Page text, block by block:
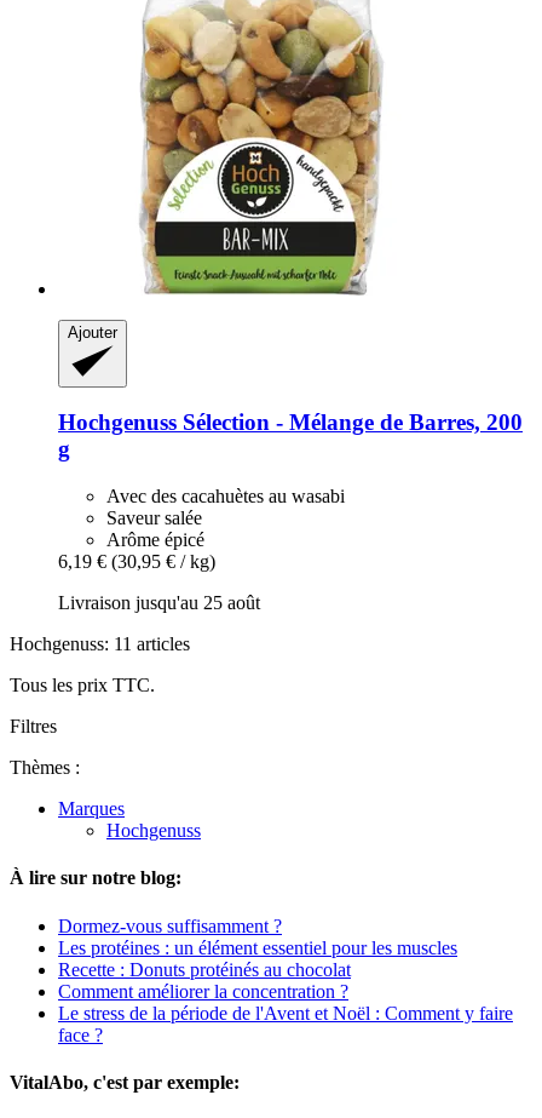
Ajouter
Hochgenuss Sélection -​ Mélange de Barres, 200
g
Avec des cacahuètes au wasabi
Saveur salée
Arôme épicé
6,19 € (30,95 € / kg)
Livraison jusqu'au 25 août
Hochgenuss: 11 articles
Tous les prix TTC.
Filtres
Thèmes :
Marques
Hochgenuss
À lire sur notre blog:
Dormez-vous suffisamment ?
Les protéines : un élément essentiel pour les muscles
Recette : Donuts protéinés au chocolat
Comment améliorer la concentration ?
Le stress de la période de l'Avent et Noël : Comment y faire
face ?
VitalAbo, c'est par exemple: